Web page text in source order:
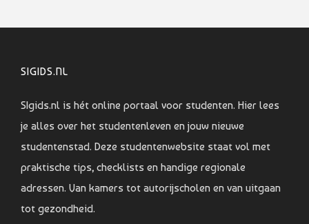
SIGIDS.NL
SIgids.nl is hét online portaal voor studenten. Hier lees
je alles over het studentenleven en jouw nieuwe
studentenstad. Deze studentenwebsite staat vol met
praktische tips, checklists en handige regionale
adressen. Van kamers tot autorijscholen en van uitgaan
tot gezondheid.